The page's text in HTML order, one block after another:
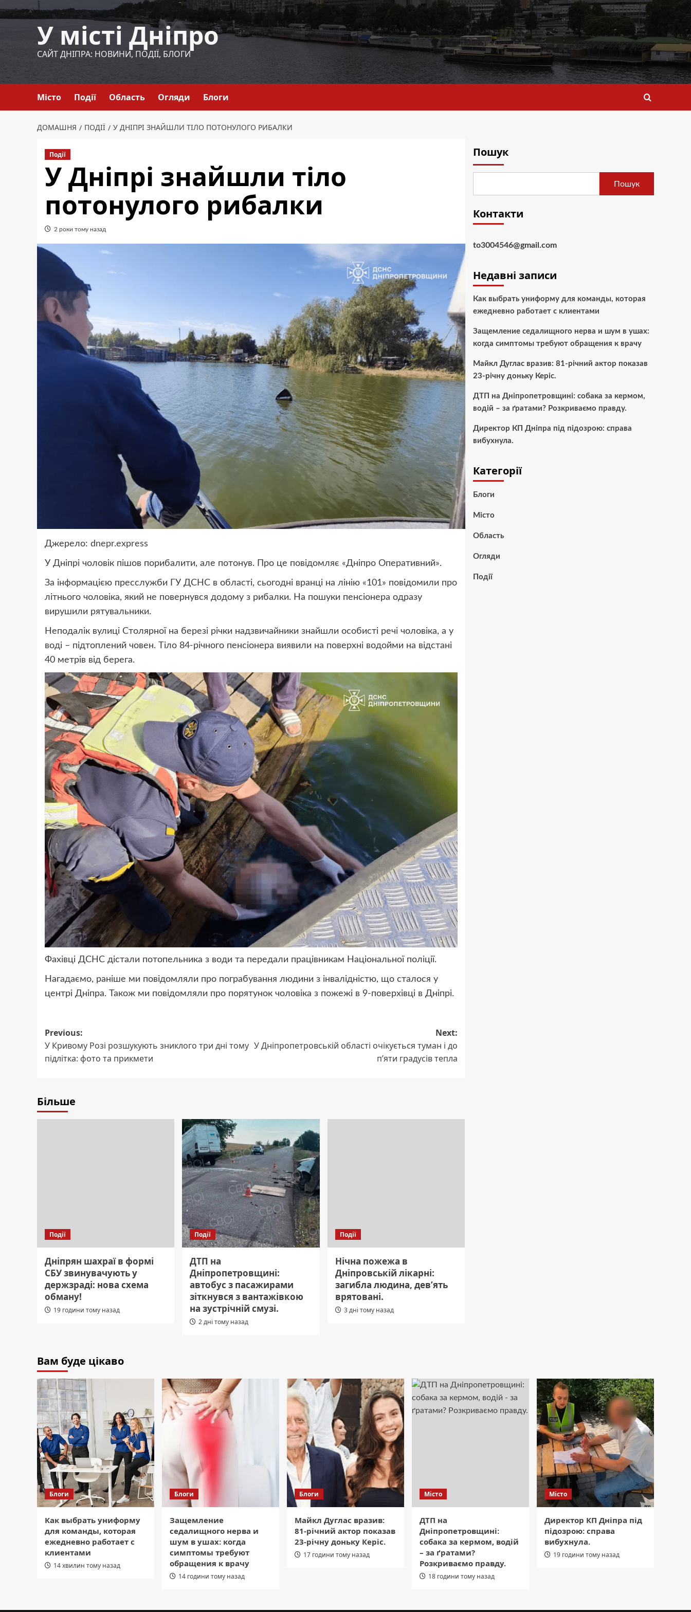
до
У місті Дніпро
САЙТ ДНІПРА: НОВИНИ, ПОДІЇ, БЛОГИ
Місто Події Область Огляди Блоги
ДОМАШНЯ ПОДІЇ У ДНІПРІ ЗНАЙШЛИ ТІЛО ПОТОНУЛОГО РИБАЛКИ
Події
У Дніпрі знайшли тіло
потонулого рибалки
2 роки тому назад
Джерело: dnepr.express
У Дніпрі чоловік пішов порибалити, але потонув. Про це повідомляє «Дніпро Оперативний».
За інформацією пресслужби ГУ ДСНС в області, сьогодні вранці на лінію «101» повідомили про
літнього чоловіка, який не повернувся додому з рибалки. На пошуки пенсіонера одразу
вирушили рятувальники.
Неподалік вулиці Столярної на березі річки надзвичайники знайшли особисті речі чоловіка, а у
воді – підтоплений човен. Тіло 84-річного пенсіонера виявили на поверхні водойми на відстані
40 метрів від берега.
Фахівці ДСНС дістали потопельника з води та передали працівникам Національної поліції.
Нагадаємо, раніше ми повідомляли про пограбування людини з інвалідністю, що сталося у
центрі Дніпра. Також ми повідомляли про порятунок чоловіка з пожежі в 9-поверхівці в Дніпрі.
Post
navigation
Previous:
У Кривому Розі розшукують зниклого три дні тому
підлітка: фото та прикмети
Next:
У Дніпропетровській області очікується туман і до
п’яти градусів тепла
Більше
Події
Дніпрян шахраї в формі
СБУ звинувачують у
держзраді: нова схема
обману!
19 години тому назад
Події
ДТП на
Дніпропетровщині:
автобус з пасажирами
зіткнувся з вантажівкою
на зустрічній смузі.
2 дні тому назад
Події
Нічна пожежа в
Дніпровській лікарні:
загибла людина, дев’ять
врятовані.
3 дні тому назад
Пошук
Пошук
Контакти
to3004546@gmail.com
Недавні записи
Как выбрать униформу для команды, которая
ежедневно работает с клиентами
Защемление седалищного нерва и шум в ушах:
когда симптомы требуют обращения к врачу
Майкл Дуглас вразив: 81-річний актор показав
23-річну доньку Керіс.
ДТП на Дніпропетровщині: собака за кермом,
водій – за ґратами? Розкриваємо правду.
Директор КП Дніпра під підозрою: справа
вибухнула.
Категорії
Блоги
Місто
Область
Огляди
Події
Вам буде цікаво
Блоги
Как выбрать униформу
для команды, которая
ежедневно работает с
клиентами
14 хвилин тому назад
Блоги
Защемление
седалищного нерва и
шум в ушах: когда
симптомы требуют
обращения к врачу
14 години тому назад
Блоги
Майкл Дуглас вразив:
81-річний актор показав
23-річну доньку Керіс.
17 години тому назад
Місто
ДТП на
Дніпропетровщині:
собака за кермом, водій
– за ґратами?
Розкриваємо правду.
18 години тому назад
Місто
Директор КП Дніпра під
підозрою: справа
вибухнула.
19 години тому назад